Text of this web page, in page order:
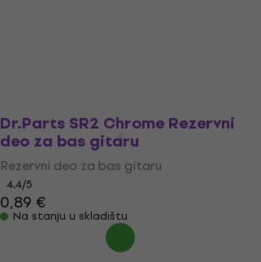
Dr.Parts SR2 Chrome Rezervni
deo za bas gitaru
Rezervni deo za bas gitaru
4,4/5
0,89 €
Na stanju u skladištu